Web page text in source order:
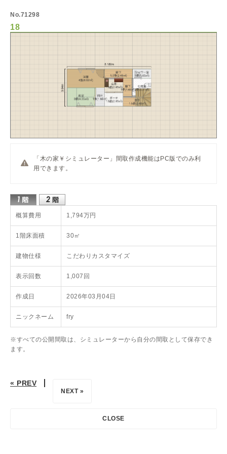
No.71298
18
「木の家￥シミュレーター」間取作成機能はPC版でのみ利
用できます。
概算費用 1,794万円
1階床面積 30㎡
建物仕様 こだわりカスタマイズ
表示回数 1,007回
作成日 2026年03月04日
ニックネーム fry
※すべての公開間取は、シミュレーターから自分の間取として保存でき
ます。
« PREV
NEXT »
CLOSE